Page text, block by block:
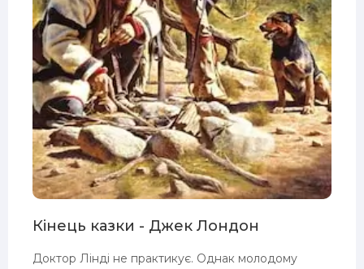
Кінець казки - Джек Лондон
Доктор Лінді не практикує. Однак молодому